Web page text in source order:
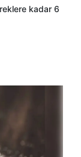
kadar 6